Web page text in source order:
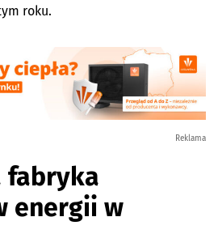
roku.
Reklama
fabryka
energii w